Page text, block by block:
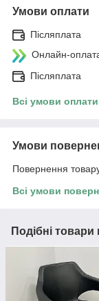
Умови оплати
Післяплата
Онлайн-
Післяплата
Всі умови оплати
Умови
Повернення
Всі умови
Подібні товари